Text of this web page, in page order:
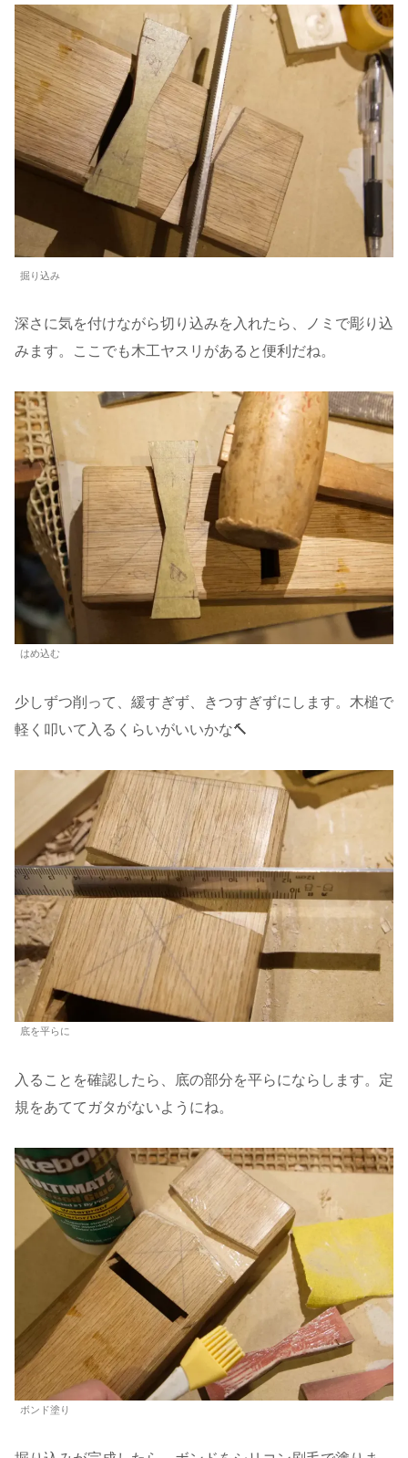
掘り込み
深さに気を付けながら切り込みを入れたら、ノミで彫り込
みます。ここでも木工ヤスリがあると便利だね。
はめ込む
少しずつ削って、緩すぎず、きつすぎずにします。木槌で
軽く叩いて入るくらいがいいかな🔨
底を平らに
入ることを確認したら、底の部分を平らにならします。定
規をあててガタがないようにね。
ボンド塗り